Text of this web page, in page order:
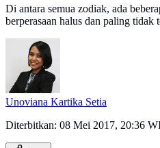
Di antara semua zodiak, ada
berperasaan halus dan paling
Unoviana Kartika Setia
Diterbitkan: 08 Mei 2017, 20:36